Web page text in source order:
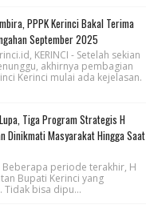
PPPK Kerinci Bakal Terima
September 2025
KERINCI - Setelah sekian
akhirnya pembagian
Kerinci mulai ada kejelasan.
Tiga Program Strategis H
Dinikmati Masyarakat Hingga Saat
Beberapa periode terakhir, H
Bupati Kerinci yang
Tidak bisa dipu...